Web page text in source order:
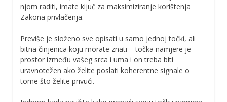
njom raditi, imate ključ za maksimiziranje korištenja
Zakona privlačenja.
Previše je složeno sve opisati u samo jednoj točki, ali
bitna činjenica koju morate znati – točka namjere je
prostor između vašeg srca i uma i on treba biti
uravnotežen ako želite poslati koherentne signale o
tome što želite privući.